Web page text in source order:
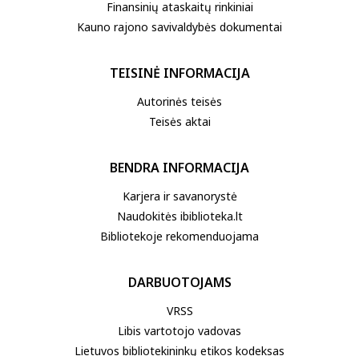
Finansinių ataskaitų rinkiniai
Kauno rajono savivaldybės dokumentai
TEISINĖ INFORMACIJA
Autorinės teisės
Teisės aktai
BENDRA INFORMACIJA
Karjera ir savanorystė
Naudokitės ibiblioteka.lt
Bibliotekoje rekomenduojama
DARBUOTOJAMS
VRSS
Libis vartotojo vadovas
Lietuvos bibliotekininkų etikos kodeksas